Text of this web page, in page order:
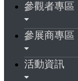
參觀者專區
參展商專區
活動資訊